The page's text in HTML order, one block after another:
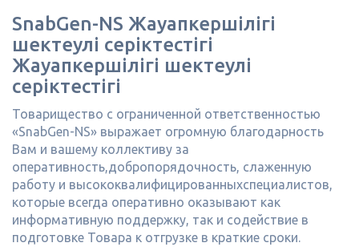
SnabGen-NS Жауапкершілігі
шектеулі серіктестігі
Жауапкершілігі шектеулі
серіктестігі
Товарищество с ограниченной ответственностью
«SnabGen-NS» выражает огромную благодарность
Вам и вашему коллективу за
оперативность,добропорядочность, слаженную
работу и высококвалифицированныхспециалистов,
которые всегда оперативно оказывают как
информативную поддержку, так и содействие в
подготовке Товара к отгрузке в краткие сроки.